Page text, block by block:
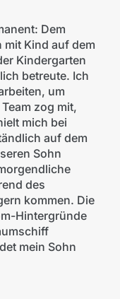
Dem
Kind auf dem
Kindergarten
betreute. Ich
um
zog mit,
mich bei
auf dem
Sohn
des
kommen. Die
Hintergründe
mein Sohn